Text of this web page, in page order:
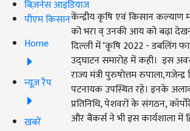
बिज़नेस आइडियाज
पीएम किसान
Home
न्यूज़ रैप
खबरें
केंन्द्रीय कृषि एवं किसान कल्याण
को भरा व् उनकी आय को बढ़ा
दिल्ली में ‘कृषि 2022 - डबलिंग
उद्घाटन समारोह में कही। इस
राज्य मंत्री पुरुषोत्तम
पटनायक उपस्थित रहे। इनके
प्रतिनिधि, पेशवरों के संगठन,
और बैंकर्स ने भी इस कार्यशाला में